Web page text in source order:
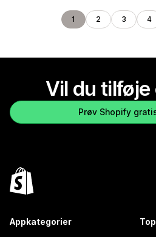
1 2 3 4
Vil du tilføje
Prøv Shopify
Appkategorier